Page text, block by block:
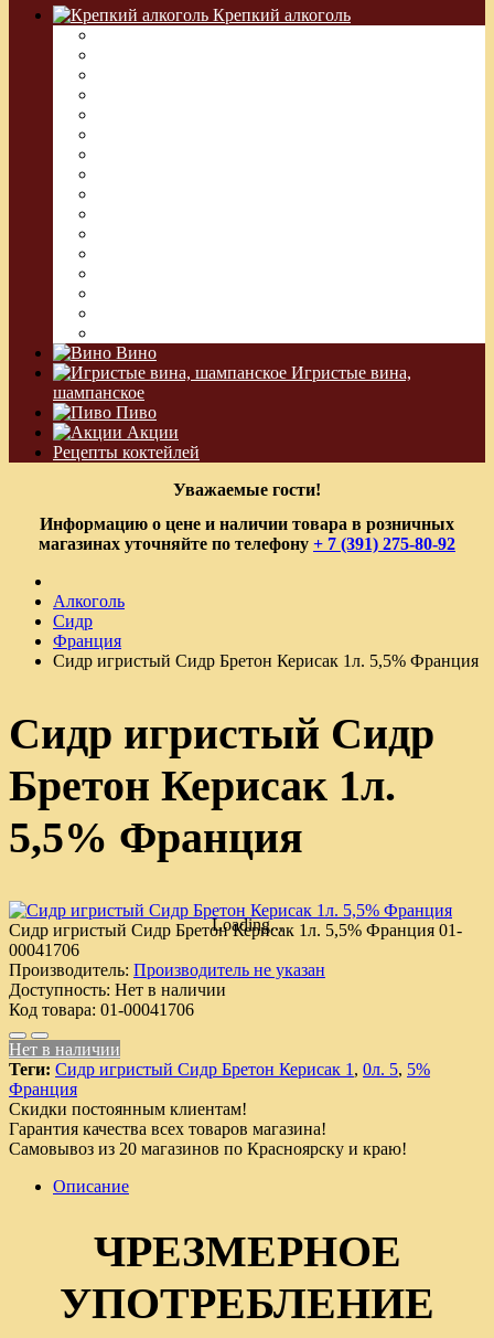
Крепкий алкоголь
Вино
Игристые вина,
шампанское
Пиво
Акции
Рецепты коктейлей
Уважаемые гости!
Информацию о цене и наличии товара в розничных
магазинах уточняйте по телефону + 7 (391) 275-80-92
Алкоголь
Сидр
Франция
Сидр игристый Сидр Бретон Керисак 1л. 5,5% Франция
Сидр игристый Сидр
Бретон Керисак 1л.
5,5% Франция
Loading...
Сидр игристый Сидр Бретон Керисак 1л. 5,5% Франция 01-
00041706
Производитель: Производитель не указан
Доступность: Нет в наличии
Код товара: 01-00041706
Нет в наличии
Теги: Сидр игристый Сидр Бретон Керисак 1 , 0л. 5, 5%
Франция
Скидки постоянным клиентам!
Гарантия качества всех товаров магазина!
Самовывоз из 20 магазинов по Красноярску и краю!
Описание
ЧРЕЗМЕРНОЕ
УПОТРЕБЛЕНИЕ